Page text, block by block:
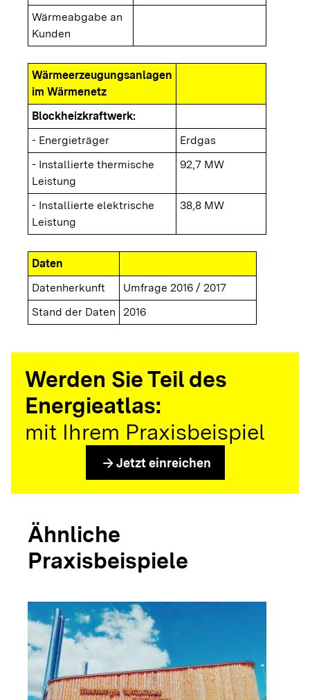
Wärmeabgabe an
Kunden
Wärmeerzeugungsanlagen
im Wärmenetz
Blockheizkraftwerk:
- Energieträger
Erdgas
- Installierte thermische
Leistung
92,7 MW
- Installierte elektrische
Leistung
38,8 MW
Daten
Datenherkunft
Umfrage 2016 / 2017
Stand der Daten
2016
Werden Sie Teil des
Energieatlas:
mit Ihrem Praxisbeispiel
arrow_forward Jetzt einreichen
Ähnliche
Praxisbeispiele